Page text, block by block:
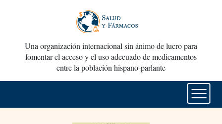
Una organización internacional sin ánimo de lucro para
fomentar el acceso y el uso adecuado de medicamentos
entre la población hispano-parlante